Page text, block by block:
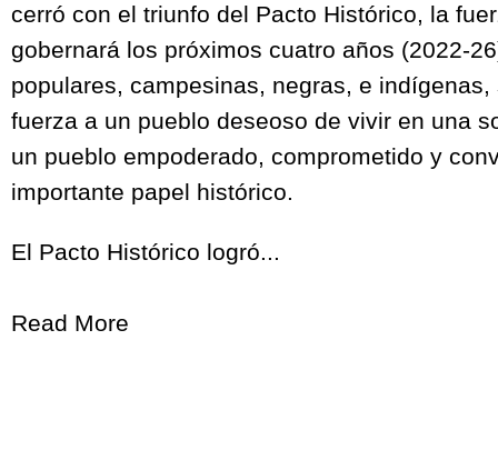
cerró con el triunfo del Pacto Histórico, la
gobernará los próximos cuatro años (2022-
populares, campesinas, negras, e
fuerza a un pueblo deseoso de vivir en una
un pueblo empoderado, comprometido y
importante papel histórico.
El Pacto Histórico logró...
Read More